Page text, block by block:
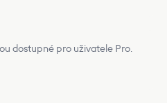
dostupné pro uživatele Pro.